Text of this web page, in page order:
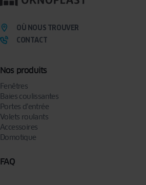
Nos produits
Fenêtres
Baies coulissantes
Portes d’entrée
Volets roulants
Accessoires
Domotique
FAQ
OÙ NOUS TROUVER
CONTACT